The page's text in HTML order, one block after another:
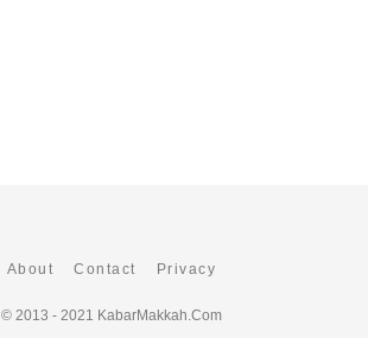
About Contact Privacy
© 2013 - 2021 KabarMakkah.Com